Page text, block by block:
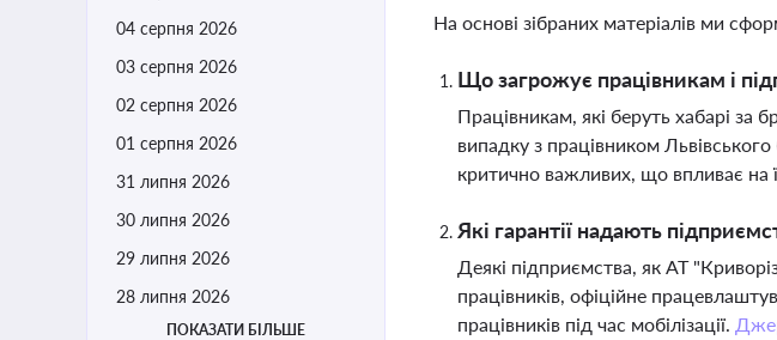
04 серпня 2026
03 серпня 2026
02 серпня 2026
01 серпня 2026
31 липня 2026
30 липня 2026
29 липня 2026
28 липня 2026
ПОКАЗАТИ БІЛЬШЕ
На основі зібраних матеріалів ми
Що загрожує працівникам і
Працівникам, які беруть хабарі за
випадку з працівником
критично важливих, що впливає на
Які гарантії надають
Деякі підприємства, як АТ
працівників, офіційне
працівників під час мобілізації.